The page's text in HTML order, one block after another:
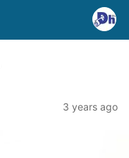
3 years ago